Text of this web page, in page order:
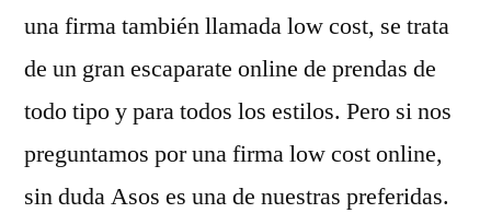
una firma también llamada low cost, se trata
de un gran escaparate online de prendas de
todo tipo y para todos los estilos. Pero si nos
preguntamos por una firma low cost online,
sin duda Asos es una de nuestras preferidas.